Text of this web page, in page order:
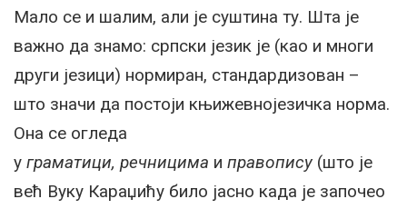
Мало се и шалим, али је суштина ту. Шта је
важно да знамо: српски језик је (као и многи
други језици) нормиран, стандардизован –
што значи да постоји књижевнојезичка норма.
Она се огледа
у граматици, речницима и правопису (што је
већ Вуку Караџићу било јасно када је започео